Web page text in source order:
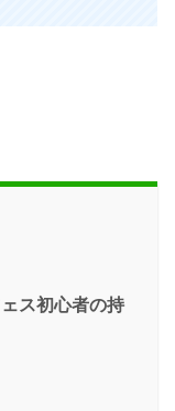
ス初心者の持